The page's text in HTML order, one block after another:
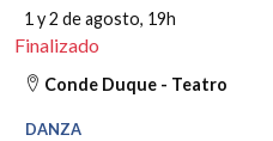
1 y 2 de agosto, 19h
Finalizado
Conde Duque - Teatro
DANZA